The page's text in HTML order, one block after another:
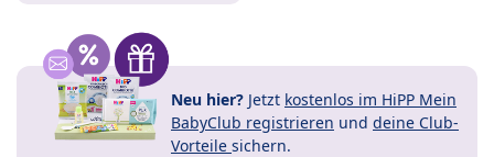
Neu hier? Jetzt kostenlos im HiPP Mein
BabyClub registrieren und deine Club-
Vorteile sichern.